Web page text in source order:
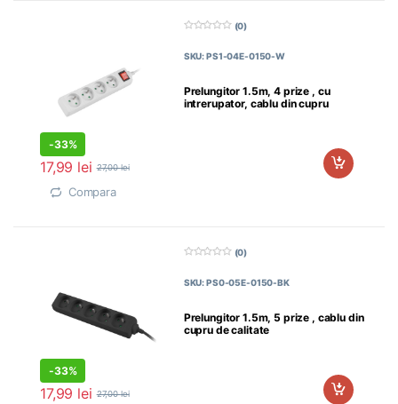
-33%
Prelungitor 1.5m, 4 prize , cu
intrerupator, cablu din cupru
i
(0)
SKU: PS1-04E-0150-W
17,99 lei 27,00lei
Compara
-33%
Prelungitor 1.5m, 5 prize , cablu din
cupru de calitate
i
(0)
SKU: PS0-05E-0150-BK
17,99 lei 27,00lei